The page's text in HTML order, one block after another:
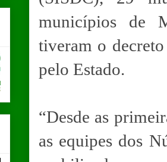
municípios de
tiveram o
pelo Estado.
“Desde as
as equipes dos